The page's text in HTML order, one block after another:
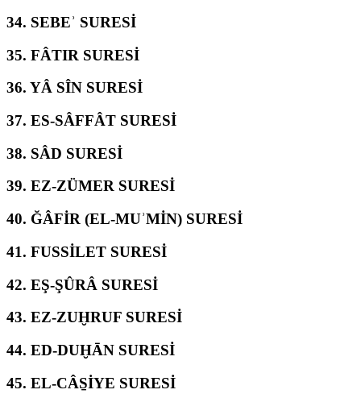
34. SEBEʾ SURESİ
35. FÂTIR SURESİ
36. YÂ SÎN SURESİ
37. ES-SÂFFÂT SURESİ
38. SÂD SURESİ
39. EZ-ZÜMER SURESİ
40. ĞÂFİR (EL-MUʾMİN) SURESİ
41. FUSSİLET SURESİ
42. EŞ-ŞÛRÂ SURESİ
43. EZ-ZUḪRUF SURESİ
44. ED-DUḪĀN SURESİ
45. EL-CÂS̱İYE SURESİ